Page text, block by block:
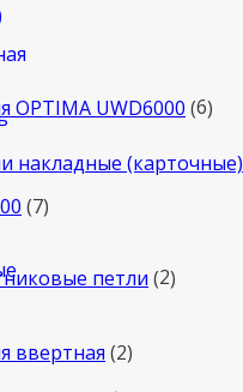
OPTIMA UWD6000 66
накладные (карточные)
77
петли 2товара
ввертная 22